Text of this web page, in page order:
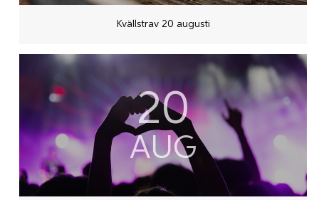
Kvällstrav 20 augusti
20
AUG